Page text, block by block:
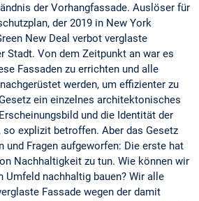
der Vorhangfassade. Auslöser für
der 2019 in New York
New Deal verbot verglaste
Stadt. Von dem Zeitpunkt an war es
Fassaden zu errichten und alle
werden, um effizienter zu
ein einzelnes architektonisches
und die Identität der
explizit betroffen. Aber das Gesetz
und Fragen aufgeworfen: Die erste hat
Nachhaltigkeit zu tun. Wie können wir
Umfeld nachhaltig bauen? Wir alle
Fassade wegen der damit